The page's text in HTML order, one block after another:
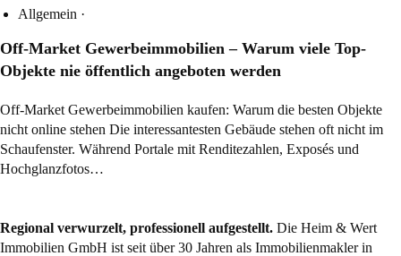
Allgemein ·
Off-Market Gewerbeimmobilien – Warum viele Top-
Objekte nie öffentlich angeboten werden
Off-Market Gewerbeimmobilien kaufen: Warum die besten Objekte
nicht online stehen Die interessantesten Gebäude stehen oft nicht im
Schaufenster. Während Portale mit Renditezahlen, Exposés und
Hochglanzfotos…
Regional verwurzelt, professionell aufgestellt. Die Heim & Wert
Immobilien GmbH ist seit über 30 Jahren als Immobilienmaklerin